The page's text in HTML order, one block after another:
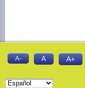
A- A A+